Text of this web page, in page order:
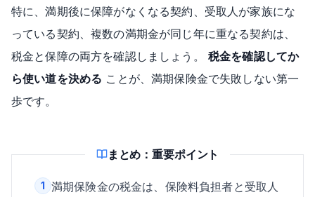
特に、満期後に保障がなくなる契約、受取人が家族にな
っている契約、複数の満期金が同じ年に重なる契約は、
税金と保障の両方を確認しましょう。 税金を確認してか
ら使い道を決める ことが、満期保険金で失敗しない第一
歩です。
まとめ：重要ポイント
1 満期保険金の税金は、保険料負担者と受取人